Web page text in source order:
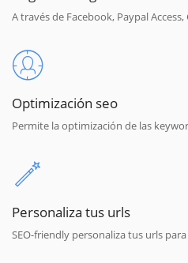
A través de Facebook, Paypal
Optimización seo
Permite la optimización de las
Personaliza tus urls
SEO-friendly personaliza tus urls